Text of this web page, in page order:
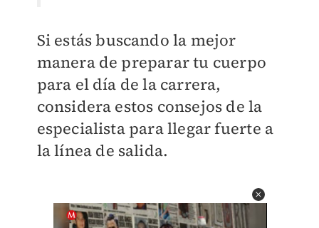
Si estás buscando la mejor
manera de preparar tu cuerpo
para el día de la carrera,
considera estos consejos de la
especialista para llegar fuerte a
la línea de salida.